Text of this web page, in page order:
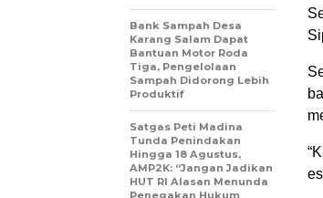
Bank Sampah Desa
Karang Salam Dapat
Bantuan Motor Roda
Tiga, Pengelolaan
Sampah Didorong Lebih
Produktif
Satgas Peti Madina
Tunda Penindakan
Hingga 18 Agustus,
AMP2K: “Jangan Jadikan
HUT RI Alasan Menunda
Penegakan Hukum